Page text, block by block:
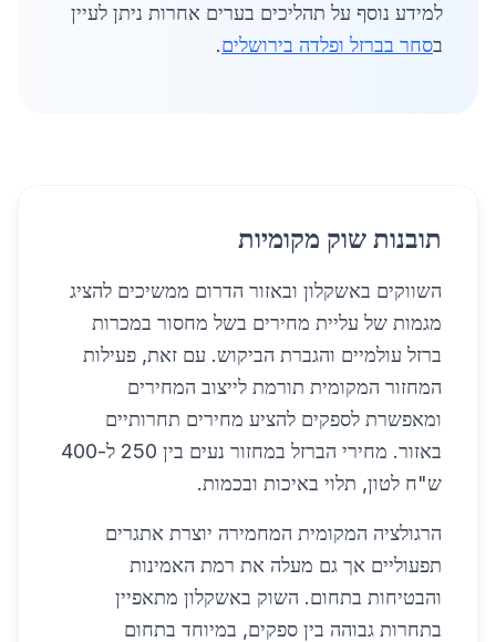
למידע נוסף על תהליכים בערים אחרות ניתן לעיין
בסחר בברזל ופלדה בירושלים.
תובנות שוק מקומיות
השווקים באשקלון ובאזור הדרום ממשיכים להציג
מגמות של עליית מחירים בשל מחסור במכרות
ברזל עולמיים והגברת הביקוש. עם זאת, פעילות
המחזור המקומית תורמת לייצוב המחירים
ומאפשרת לספקים להציע מחירים תחרותיים
באזור. מחירי הברזל במחזור נעים בין 250 ל-400
ש"ח לטון, תלוי באיכות ובכמות.
הרגולציה המקומית המחמירה יוצרת אתגרים
תפעוליים אך גם מעלה את רמת האמינות
והבטיחות בתחום. השוק באשקלון מתאפיין
בתחרות גבוהה בין ספקים, במיוחד בתחום